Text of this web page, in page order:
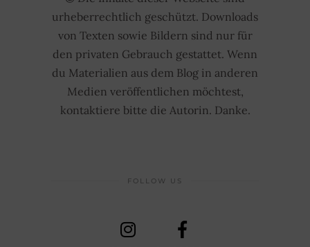
urheberrechtlich geschützt. Downloads
von Texten sowie Bildern sind nur für
den privaten Gebrauch gestattet. Wenn
du Materialien aus dem Blog in anderen
Medien veröffentlichen möchtest,
kontaktiere bitte die Autorin. Danke.
FOLLOW US